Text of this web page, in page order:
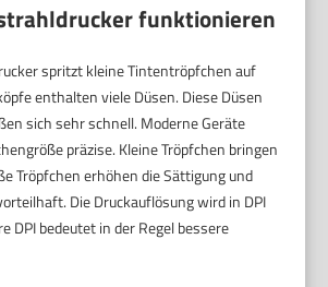
funktionieren
spritzt kleine Tintentröpfchen auf
enthalten viele Düsen. Diese Düsen
sich sehr schnell. Moderne Geräte
präzise. Kleine Tröpfchen bringen
Tröpfchen erhöhen die Sättigung und
Die Druckauflösung wird in DPI
DPI bedeutet in der Regel bessere